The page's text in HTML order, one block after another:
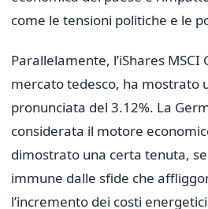
come le tensioni politiche e le
Parallelamente, l’iShares
mercato tedesco, ha mostrato
pronunciata del 3.12%. La
considerata il motore
dimostrato una certa tenuta,
immune dalle sfide che
l’incremento dei costi